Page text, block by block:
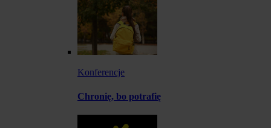
Konferencje
Chronię, bo potrafię